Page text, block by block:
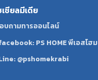
เชียลมีเดีย
บถามทารออนไลน์
PS HOME พีเอสโฮม
@pshomekrabi